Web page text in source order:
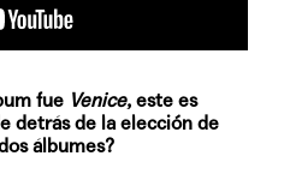
fue Venice, este es
detrás de la elección de
álbumes?